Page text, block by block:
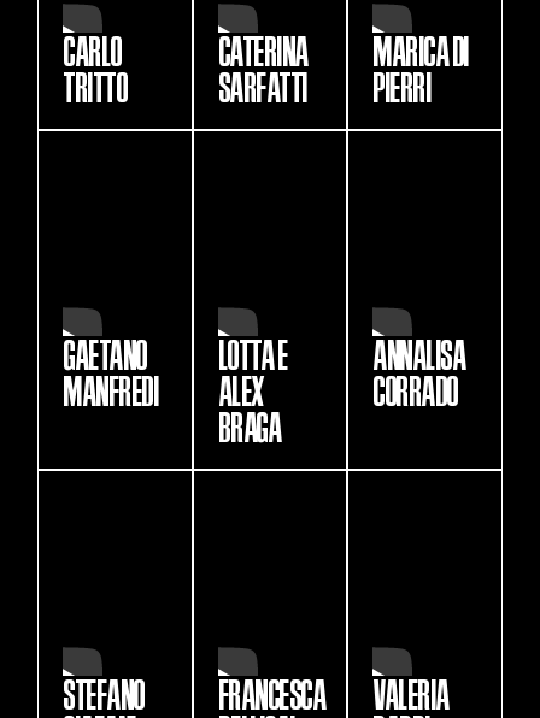
CARLO
TRITTO
CATERINA
SARFATTI
MARICA DI
PIERRI
GAETANO
MANFREDI
LOTTA E
ALEX
BRAGA
ANNALISA
CORRADO
STEFANO FRANCESCA VALERIA